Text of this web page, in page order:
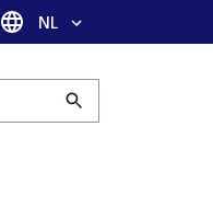
Taal selectie
NL